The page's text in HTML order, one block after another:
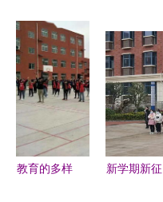
县彩塘中艺
包装厂与彩
塘中学的相
册记忆
当时——方
城县实验初
中合唱比赛
纪实
教育的多样
新学期新征